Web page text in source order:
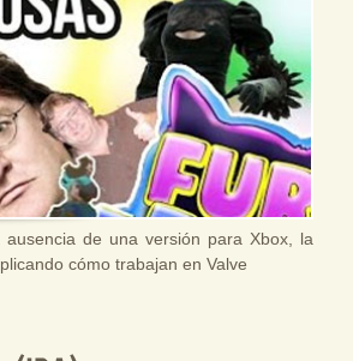
de una versión para Xbox, la
cómo trabajan en Valve